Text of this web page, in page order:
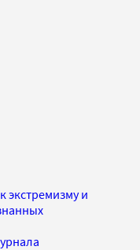
экстремизму и